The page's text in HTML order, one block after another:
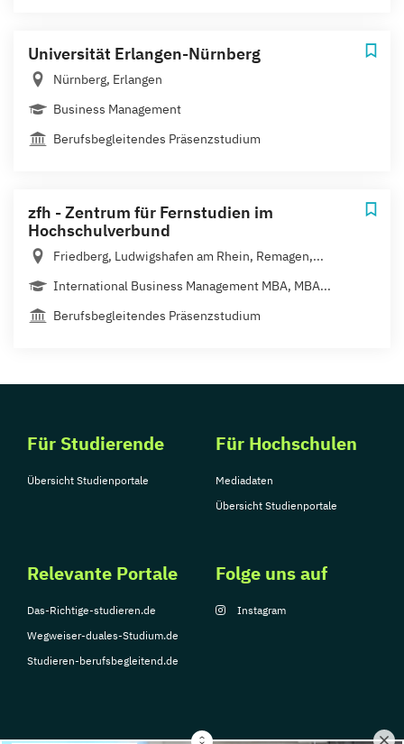
Universität Erlangen-Nürnberg
Nürnberg, Erlangen
Business Management
Berufsbegleitendes Präsenzstudium
zfh - Zentrum für Fernstudien im
Hochschulverbund
Friedberg, Ludwigshafen am Rhein, Remagen,...
International Business Management MBA, MBA...
Berufsbegleitendes Präsenzstudium
Für Studierende
Übersicht Studienportale
Für Hochschulen
Mediadaten
Übersicht Studienportale
Relevante Portale
Das-Richtige-studieren.de
Wegweiser-duales-Studium.de
Studieren-berufsbegleitend.de
Folge uns auf
Instagram